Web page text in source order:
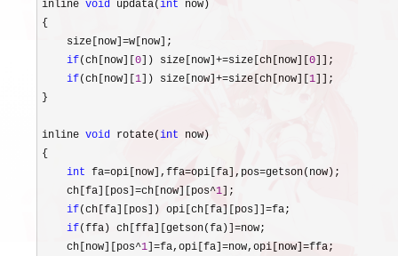
inline void updata(int now)
{
    size[now]
=w[now];
if(ch[now][ 0 ]) size[now]+=size[ch[now][ 0 ]];
if(ch[now][ 1 ]) size[now]+=size[ch[now][ 1 ]];
}
inline void rotate(int now)
{
int fa=opi[now],ffa=opi[fa],pos=getson(now);
    ch[fa][pos]
=ch[now][pos^1 ];
if(ch[fa][pos]) opi[ch[fa][pos]]=fa;
if(ffa) ch[ffa][getson(fa)]=now;
    ch[now][pos
^1 ]=fa,opi[fa]=now,opi[now]=ffa;